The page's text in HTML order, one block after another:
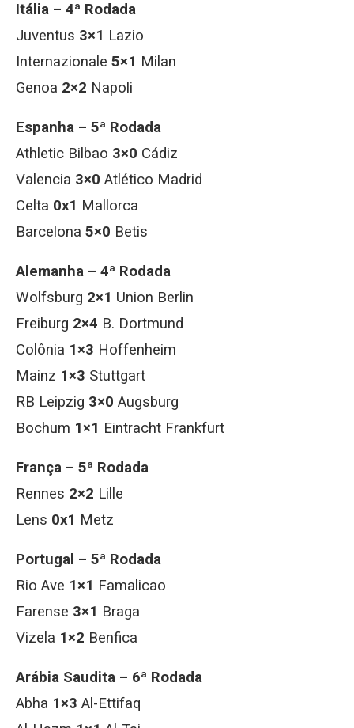
Itália – 4ª Rodada
Juventus 3×1 Lazio
Internazionale 5×1 Milan
Genoa 2×2 Napoli
Espanha – 5ª Rodada
Athletic Bilbao 3×0 Cádiz
Valencia 3×0 Atlético Madrid
Celta 0x1 Mallorca
Barcelona 5×0 Betis
Alemanha – 4ª Rodada
Wolfsburg 2×1 Union Berlin
Freiburg 2×4 B. Dortmund
Colônia 1×3 Hoffenheim
Mainz 1×3 Stuttgart
RB Leipzig 3×0 Augsburg
Bochum 1×1 Eintracht Frankfurt
França – 5ª Rodada
Rennes 2×2 Lille
Lens 0x1 Metz
Portugal – 5ª Rodada
Rio Ave 1×1 Famalicao
Farense 3×1 Braga
Vizela 1×2 Benfica
Arábia Saudita – 6ª Rodada
Abha 1×3 Al-Ettifaq